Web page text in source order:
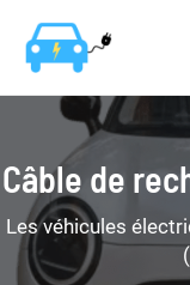
contenu
Câble de
Les véhicules